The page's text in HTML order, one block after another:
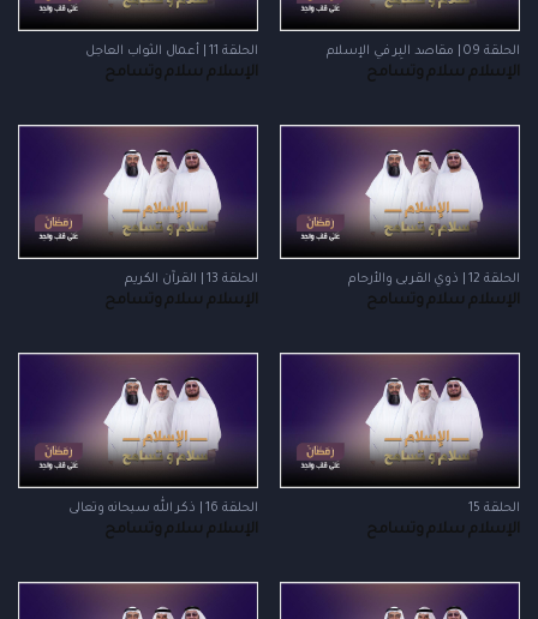
الحلقة 09 | مقاصد البِر في الإسلام
الإسلام سلام وتسامح
الحلقة 11 | أعمال الثواب العاجل
الإسلام سلام وتسامح
الحلقة 12 | ذوي القربى والأرحام
الإسلام سلام وتسامح
الحلقة 13 | القرآن الكريم
الإسلام سلام وتسامح
الحلقة 15
الإسلام سلام وتسامح
الحلقة 16 | ذكر الله سبحانه وتعالى
الإسلام سلام وتسامح